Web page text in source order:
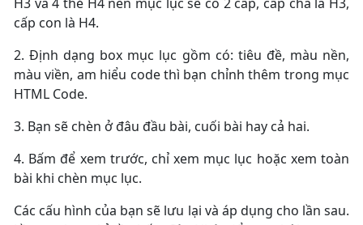
cấp con là H4.
2. Định dạng box mục lục gồm có: tiêu đề, màu nền,
màu viền, am hiểu code thì bạn chỉnh thêm trong mục
HTML Code.
3. Bạn sẽ chèn ở đâu đầu bài, cuối bài hay cả hai.
4. Bấm để xem trước, chỉ xem mục lục hoặc xem toàn
bài khi chèn mục lục.
Các cấu hình của bạn sẽ lưu lại và áp dụng cho lần sau.